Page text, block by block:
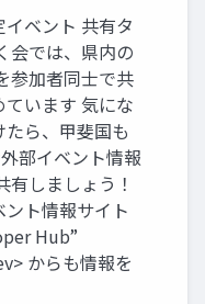
ベント 共有タ
会では、県内の
参加者同士で共
います 気にな
ら、甲斐国も
部イベント情報
有しましょう！
ト情報サイト
Hub”
からも情報を